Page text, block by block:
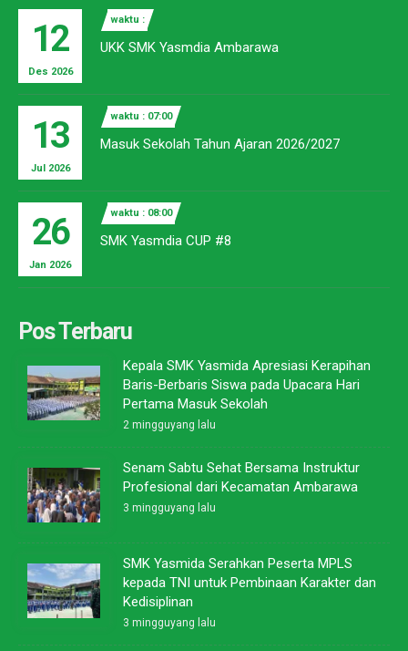
12
Des 2026
waktu :
UKK SMK Yasmdia Ambarawa
13
Jul 2026
waktu : 07:00
Masuk Sekolah Tahun Ajaran 2026/2027
26
Jan 2026
waktu : 08:00
SMK Yasmdia CUP #8
Pos Terbaru
Kepala SMK Yasmida Apresiasi Kerapihan
Baris-Berbaris Siswa pada Upacara Hari
Pertama Masuk Sekolah
2 mingguyang lalu
Senam Sabtu Sehat Bersama Instruktur
Profesional dari Kecamatan Ambarawa
3 mingguyang lalu
SMK Yasmida Serahkan Peserta MPLS
kepada TNI untuk Pembinaan Karakter dan
Kedisiplinan
3 mingguyang lalu